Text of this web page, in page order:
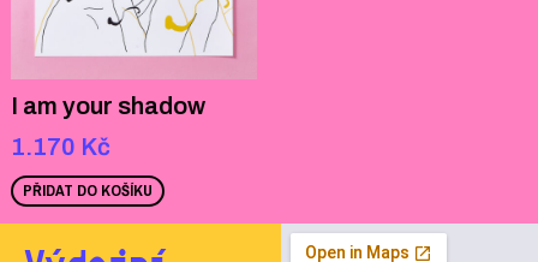
I am your shadow
1.170 Kč
PŘIDAT DO KOŠÍKU